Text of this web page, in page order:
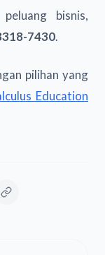
bisnis,
7430.
pilihan yang
Education